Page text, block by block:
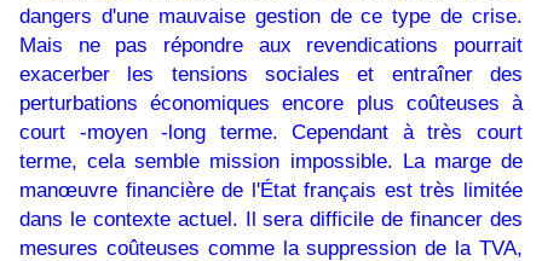
dangers d'une mauvaise gestion de ce type de crise.
Mais ne pas répondre aux revendications pourrait
exacerber les tensions sociales et entraîner des
perturbations économiques encore plus coûteuses à
court -moyen -long terme. Cependant à très court
terme, cela semble mission impossible. La marge de
manœuvre financière de l'État français est très limitée
dans le contexte actuel. Il sera difficile de financer des
mesures coûteuses comme la suppression de la TVA,